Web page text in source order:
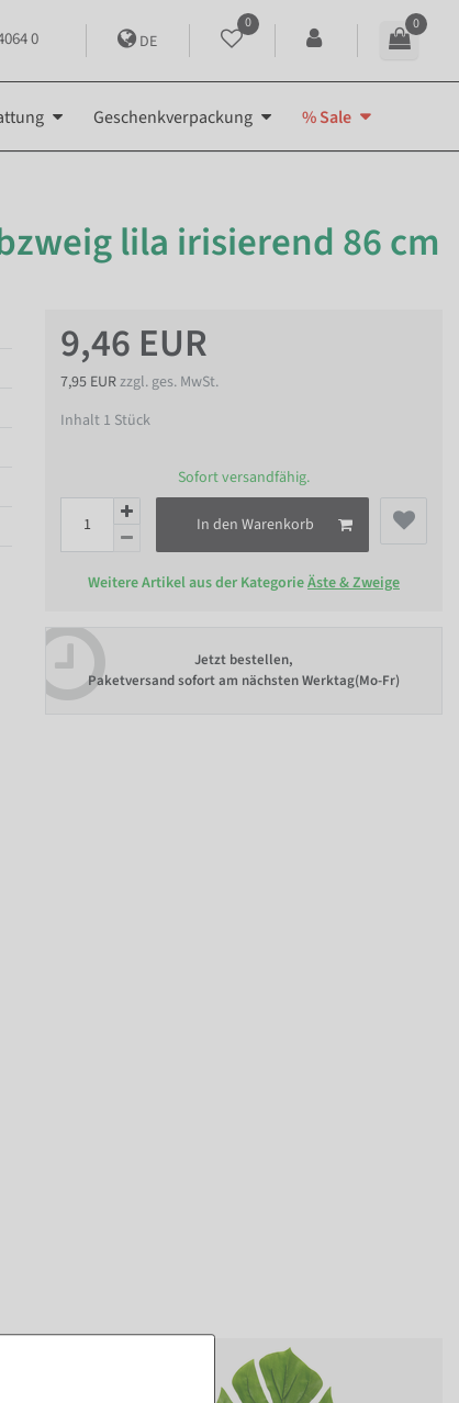
0 DE
0 0
Geschenkverpackung % Sale
lila irisierend 86 cm
9,46 EUR
7,95 EURzzgl. ges. MwSt.
Inhalt 1 Stück
Sofort versandfähig.
In den Warenkorb
Weitere Artikel aus der KategorieÄste & Zweige
Jetzt bestellen,
Paketversand sofort am nächsten Werktag(Mo-Fr)